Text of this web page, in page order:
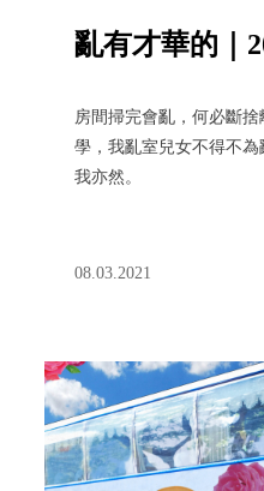
亂有才華的｜
房間掃完會亂，何必斷
學，我亂室兒女不得不為
我亦然。
08.03.2021